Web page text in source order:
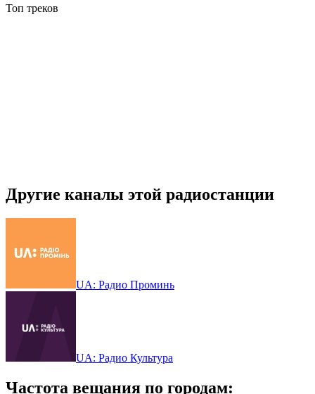
Топ треков
Другие каналы этой радиостанции
UA: Радио Проминь
UA: Радио Культура
Частота вещания по городам: